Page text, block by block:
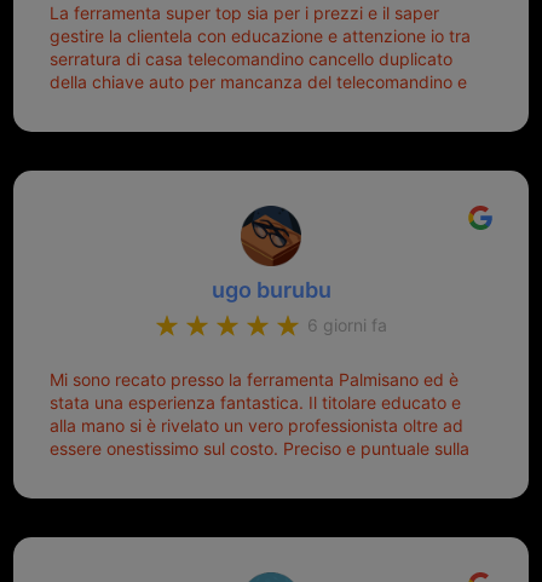
La ferramenta super top sia per i prezzi e il saper
gestire la clientela con educazione e attenzione io tra
serratura di casa telecomandino cancello duplicato
della chiave auto per mancanza del telecomandino e
meglio ferramenta de ostia e poi il prorietario il signor
ugo burubu
6 giorni fa
Mi sono recato presso la ferramenta Palmisano ed è
stata una esperienza fantastica. Il titolare educato e
alla mano si è rivelato un vero professionista oltre ad
essere onestissimo sul costo. Preciso e puntuale sulla